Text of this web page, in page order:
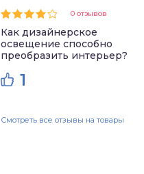
0 отзывов
Как дизайнерское
освещение способно
преобразить интерьер?
1
Смотреть все отзывы на товары